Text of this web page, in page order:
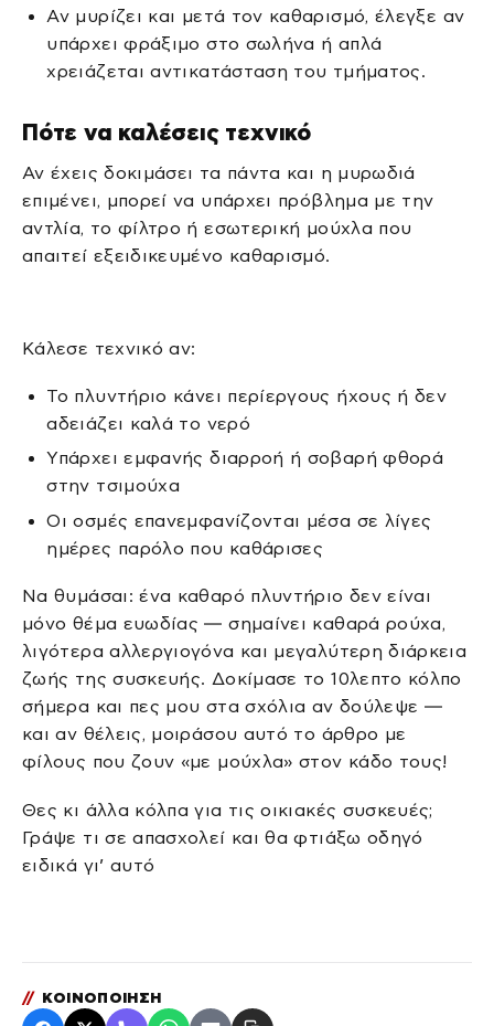
Αν μυρίζει και μετά τον καθαρισμό, έλεγξε αν
υπάρχει φράξιμο στο σωλήνα ή απλά
χρειάζεται αντικατάσταση του τμήματος.
Πότε να καλέσεις τεχνικό
Αν έχεις δοκιμάσει τα πάντα και η μυρωδιά
επιμένει, μπορεί να υπάρχει πρόβλημα με την
αντλία, το φίλτρο ή εσωτερική μούχλα που
απαιτεί εξειδικευμένο καθαρισμό.
Κάλεσε τεχνικό αν:
Το πλυντήριο κάνει περίεργους ήχους ή δεν
αδειάζει καλά το νερό
Υπάρχει εμφανής διαρροή ή σοβαρή φθορά
στην τσιμούχα
Οι οσμές επανεμφανίζονται μέσα σε λίγες
ημέρες παρόλο που καθάρισες
Να θυμάσαι: ένα καθαρό πλυντήριο δεν είναι
μόνο θέμα ευωδίας — σημαίνει καθαρά ρούχα,
λιγότερα αλλεργιογόνα και μεγαλύτερη διάρκεια
ζωής της συσκευής. Δοκίμασε το 10λεπτο κόλπο
σήμερα και πες μου στα σχόλια αν δούλεψε —
και αν θέλεις, μοιράσου αυτό το άρθρο με
φίλους που ζουν «με μούχλα» στον κάδο τους!
Θες κι άλλα κόλπα για τις οικιακές συσκευές;
Γράψε τι σε απασχολεί και θα φτιάξω οδηγό
ειδικά γι’ αυτό
// ΚΟΙΝΟΠΟΙΗΣΗ